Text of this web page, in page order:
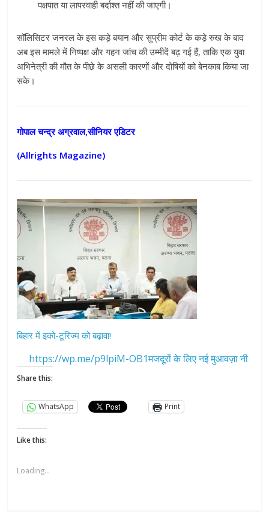
पक्षपात या लापरवाही बर्दाश्त नहीं की जाएगी।
सॉलिसिटर जनरल के इस कड़े बयान और सुप्रीम कोर्ट के कड़े रुख के बाद
अब इस मामले में निष्पक्ष और गहन जांच की उम्मीदें बढ़ गई हैं, ताकि एक युवा
अभिनेत्री की मौत के पीछे के असली कारणों और दोषियों को बेनकाब किया जा
सके।
गोपाल चन्द्र अग्रवाल,सीनियर एडिटर
(Allrights Magazine)
बिहार में इको-टूरिज्म को बढ़ावा!
https://wp.me/p9lpiM-OB1मजदूरों के लिए नई मुआवज़ा नी
Share this:
WhatsApp Print
Like this:
Loading...